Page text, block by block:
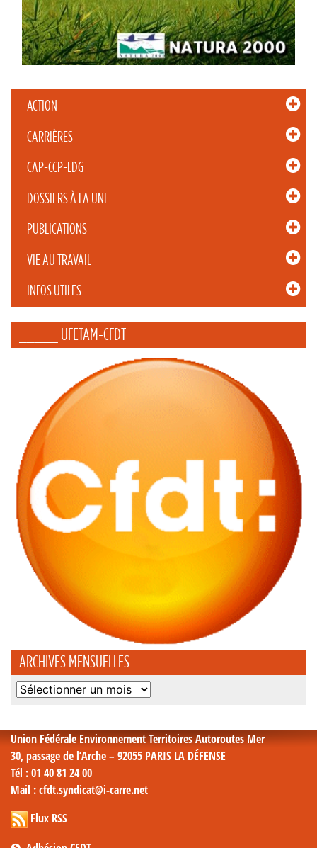
ACTION
CARRIÈRES
CAP-CCP-LDG
DOSSIERS À LA UNE
PUBLICATIONS
VIE AU TRAVAIL
INFOS UTILES
_____ UFETAM-CFDT
ARCHIVES MENSUELLES
Archives
Union Fédérale Environnement Territoires Autoroutes Mer
30, passage de l’Arche – 92055 PARIS LA DÉFENSE
Tél : 01 40 81 24 00
Mail : cfdt.syndicat@i-carre.net
Flux RSS